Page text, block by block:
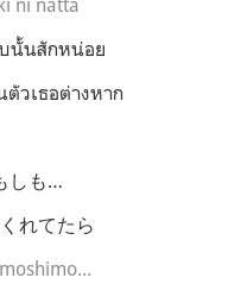
นั้นสักหน่อย
วเธอต่างหาก
しも…
れてたら